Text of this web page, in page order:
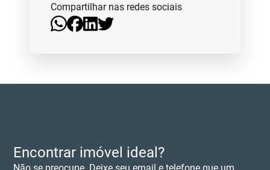
Compartilhar nas redes sociais
Encontrar imóvel ideal?